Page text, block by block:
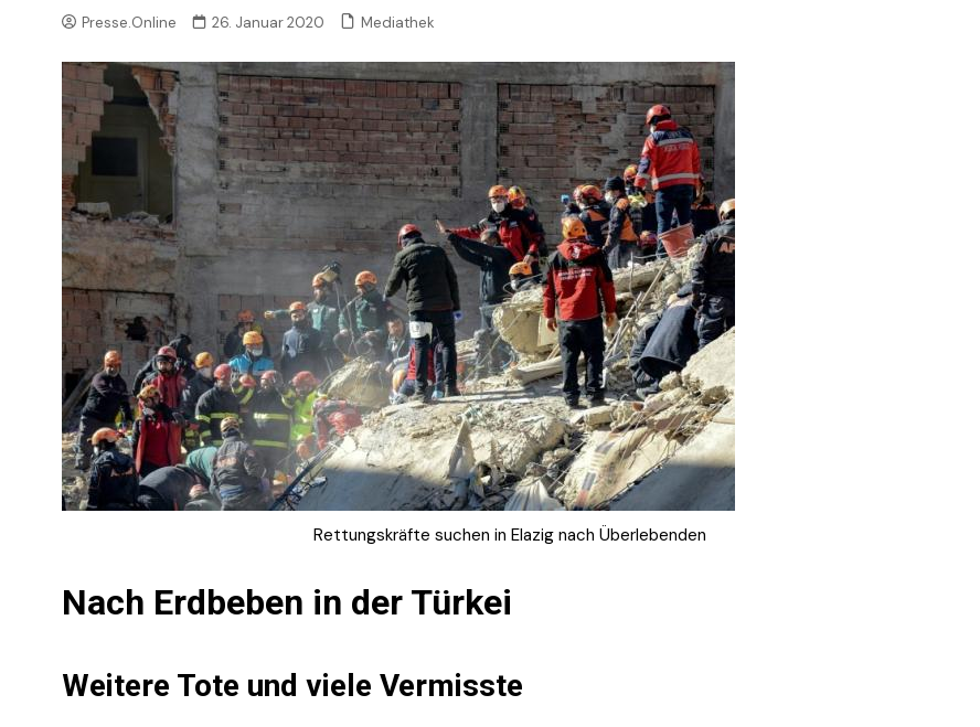
Presse.Online 26. Januar 2020 Mediathek
Rettungskräfte suchen in Elazig nach Überlebenden
Nach Erdbeben in der Türkei
Weitere Tote und viele Vermisste